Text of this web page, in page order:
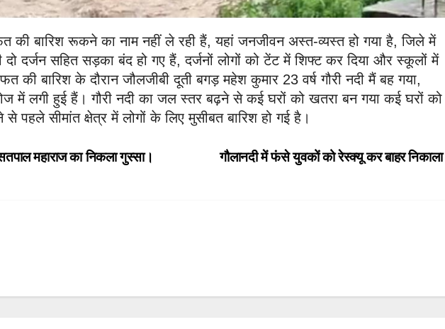
की बारिश रूकने का नाम नहीं ले रही हैं, यहां जनजीवन अस्त-व्यस्त हो गया है, जिले में
दो दर्जन सहित सड़का बंद हो गए हैं, दर्जनों लोगों को टेंट में शिफ्ट कर दिया और स्कूलों में
की बारिश के दौरान जौलजीबी दूती बगड़ महेश कुमार 23 वर्ष गौरी नदी मैं बह गया,
में लगी हुई हैं। गौरी नदी का जल स्तर बढ़ने से कई घरों को खतरा बन गया कई घरों को
पहले सीमांत क्षेत्र में लोगों के लिए मुसीबत बारिश हो गई है।
गौलानदी में फंसे युवकों को रेस्क्यू कर बाहर निकाला
महाराज का निकला गुस्सा।